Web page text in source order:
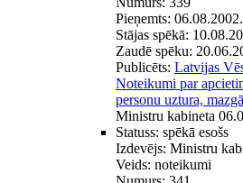
Pieņemts: 06.08.2002.
Stājas spēkā:
Zaudē spēku:
Publicēts: Latvijas
Noteikumi par
personu uztura,
Ministru kabineta
Statuss: spēkā esošs
Izdevējs: Ministru
Veids: noteikumi